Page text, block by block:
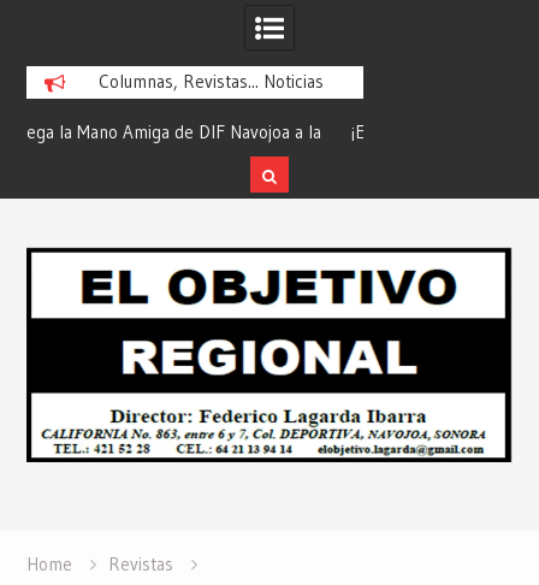
Columnas, Revistas... Noticias
¡En Etchojoa es Momento de Actuar por
la Salud de Nuestras Familias!… Desde:
Redacción “El Objetivo Regional”.
Objetivo
Home
Revistas